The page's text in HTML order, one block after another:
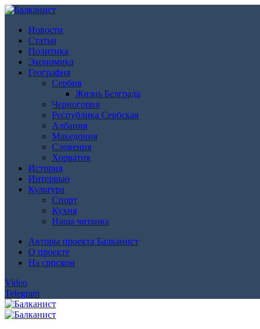
Новости
Статьи
Политика
Экономика
География
Сербия
Жизнь Белграда
Черногория
Республика Сербская
Албания
Македония
Словения
Хорватия
История
Интервью
Культура
Спорт
Кухня
Наша читанка
Авторы проекта Балканист
О проекте
На српском
Video
Telegram